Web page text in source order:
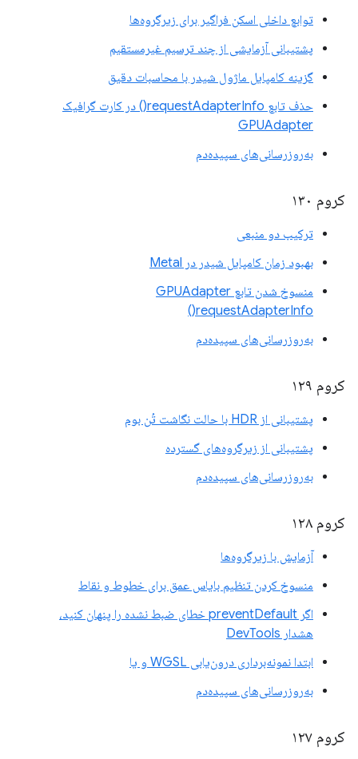
توابع داخلی اسکن فراگیر برای زیرگروه‌ها
پشتیبانی آزمایشی از چند ترسیم غیرمستقیم
گزینه کامپایل ماژول شیدر با محاسبات دقیق
حذف تابع requestAdapterInfo() در کارت گرافیک
GPUAdapter
به‌روزرسانی‌های سپیده‌دم
کروم ۱۳۰
ترکیب دو منبعی
بهبود زمان کامپایل شیدر در Metal
منسوخ شدن تابع GPUAdapter
requestAdapterInfo()
به‌روزرسانی‌های سپیده‌دم
کروم ۱۲۹
پشتیبانی از HDR با حالت نگاشت تُن بوم
پشتیبانی از زیرگروه‌های گسترده
به‌روزرسانی‌های سپیده‌دم
کروم ۱۲۸
آزمایش با زیرگروه‌ها
منسوخ کردن تنظیم بایاس عمق برای خطوط و نقاط
اگر preventDefault خطای ضبط نشده را پنهان کنید،
هشدار DevTools
ابتدا نمونه‌برداری درون‌یابی WGSL و یا
به‌روزرسانی‌های سپیده‌دم
کروم ۱۲۷